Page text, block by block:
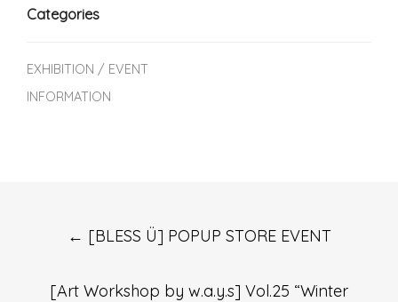
Categories
EXHIBITION / EVENT
INFORMATION
← [BLESS Ü] POPUP STORE EVENT
[Art Workshop by w.a.y.s] Vol.25 “Winter